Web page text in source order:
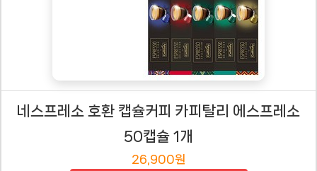
네스프레소 호환 캡슐커피 카피탈리 에스프레소
50캡슐 1개
26,900원